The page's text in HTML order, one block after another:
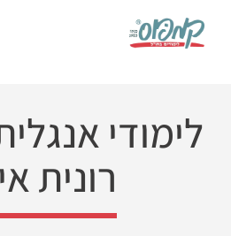
content
לימודי
רונית